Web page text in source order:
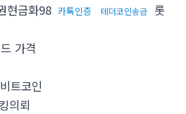
현금화98 카톡인증 테더코인송금
롯
가격
트코인
의뢰